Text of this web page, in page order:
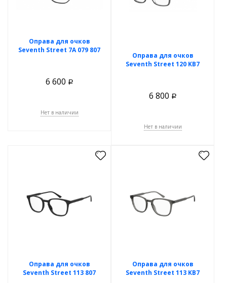
Оправа для очков
Seventh Street 7A 079 807
6 600 Р
Нет в наличии
Оправа для очков
Seventh Street 120 KB7
6 800 Р
Нет в наличии
Оправа для очков
Seventh Street 113 807
Оправа для очков
Seventh Street 113 KB7